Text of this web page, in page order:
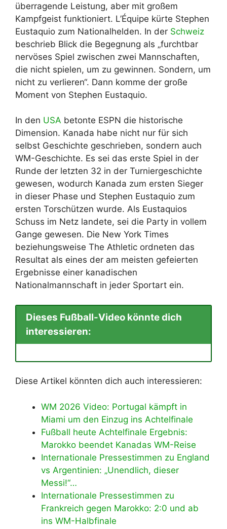
überragende Leistung, aber mit großem
Kampfgeist funktioniert. L’Équipe kürte Stephen
Eustaquio zum Nationalhelden. In der Schweiz
beschrieb Blick die Begegnung als „furchtbar
nervöses Spiel zwischen zwei Mannschaften,
die nicht spielen, um zu gewinnen. Sondern, um
nicht zu verlieren“. Dann komme der große
Moment von Stephen Eustaquio.
In den USA betonte ESPN die historische
Dimension. Kanada habe nicht nur für sich
selbst Geschichte geschrieben, sondern auch
WM-Geschichte. Es sei das erste Spiel in der
Runde der letzten 32 in der Turniergeschichte
gewesen, wodurch Kanada zum ersten Sieger
in dieser Phase und Stephen Eustaquio zum
ersten Torschützen wurde. Als Eustaquios
Schuss im Netz landete, sei die Party in vollem
Gange gewesen. Die New York Times
beziehungsweise The Athletic ordneten das
Resultat als eines der am meisten gefeierten
Ergebnisse einer kanadischen
Nationalmannschaft in jeder Sportart ein.
Dieses Fußball-Video könnte dich
interessieren:
Diese Artikel könnten dich auch interessieren:
WM 2026 Video: Portugal kämpft in
Miami um den Einzug ins Achtelfinale
Fußball heute Achtelfinale Ergebnis:
Marokko beendet Kanadas WM-Reise
Internationale Pressestimmen zu England
vs Argentinien: „Unendlich, dieser
Messi!“…
Internationale Pressestimmen zu
Frankreich gegen Marokko: 2:0 und ab
ins WM-Halbfinale